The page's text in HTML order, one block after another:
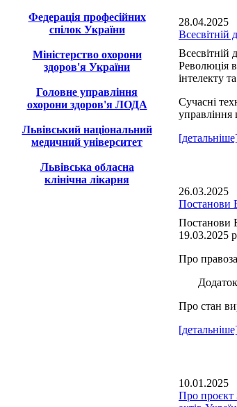
Федерація професійних
спілок України
Міністерство охорони
здоров'я України
Головне управління
охорони здоров'я ЛОДА
Львівський національний
медичний університет
Львівська обласна
клінічна лікарня
28.04.2025
Всесвітній
Всесвітній
Революція
інтелекту
Сучасні
управління
26.03.2025
Постанови
Постанови
19.03.2025
Про
Про стан
10.01.2025
Про проєкт